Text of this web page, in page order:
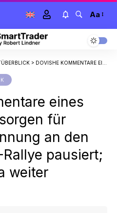
Aa
> DOVISHE KOMMENTARE EINES FED-BEAMTEN SORGEN FÜR LEICHTE ENTSPANNUNG AN DEN MÄRKTEN; USD-RALLYE PAUSIERT; ASIEN & EUROPA WEITER SCHWACH
eines
für
an den
pausiert;
weiter